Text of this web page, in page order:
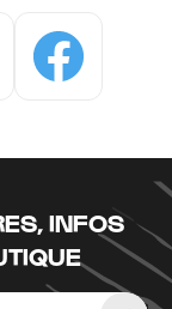
INFOS